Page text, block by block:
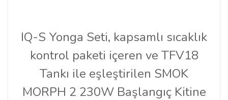
IQ-S Yonga Seti, kapsamlı sıcaklık
kontrol paketi içeren ve TFV18
Tankı ile eşleştirilen SMOK
MORPH 2 230W Başlangıç ​​Kitine